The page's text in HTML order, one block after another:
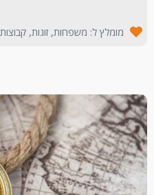
מומלץ ל: משפחות, זוגות, קבוצות